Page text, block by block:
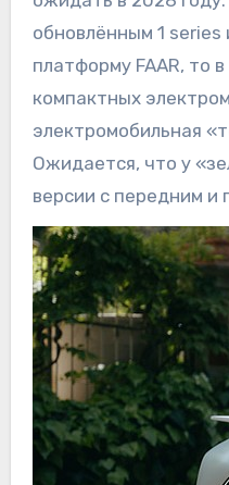
обновлённым 1 series
платформу FAAR, то
компактных
электромобильная
Ожидается, что у
версии с передним и